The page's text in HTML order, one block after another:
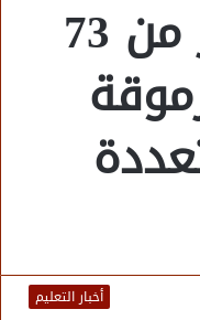
عالميًا بين أكثر من 73
أخبار التعليم